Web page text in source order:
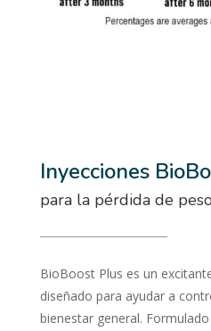
Inyecciones
para la pérdida de
BioBoost Plus es un
diseñado para ayudar a
bienestar general.